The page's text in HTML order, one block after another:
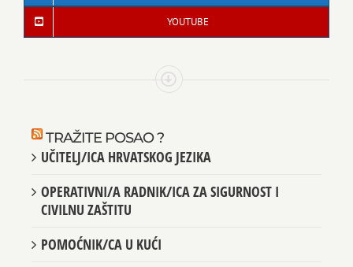
TWITER
YOUTUBE
TRAŽITE POSAO ?
OPERATIVNI/A RADNIK/ICA ZA SIGURNOST I